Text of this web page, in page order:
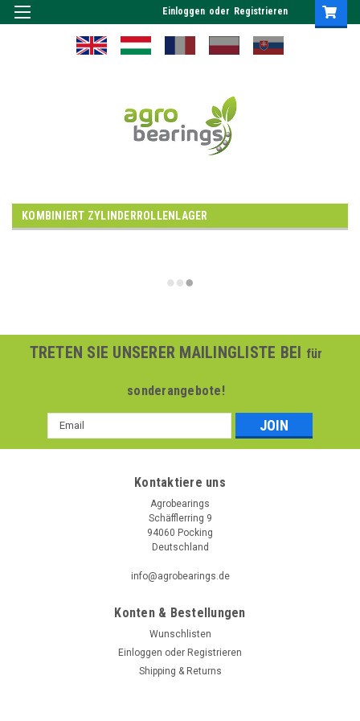
Einloggen oder Registrieren
KOMBINIERT ZYLINDERROLLENLAGER
TRETEN SIE UNSERER MAILINGLISTE BEI für
sonderangebote!
Email
Addresse
Kontaktiere uns
Agrobearings
Schäfflerring 9
94060 Pocking
Deutschland
info@agrobearings.de
Konten & Bestellungen
Wunschlisten
Einloggen oder Registrieren
Shipping & Returns